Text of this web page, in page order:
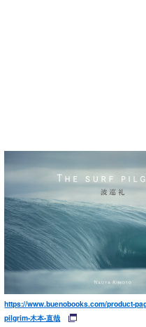
https://www.buenobooks.com/product-
pilgrim-木本-直哉